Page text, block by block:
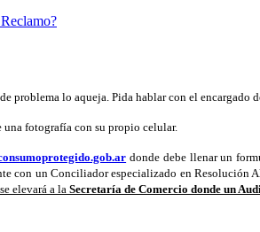
problema lo aqueja. Pida hablar con el
una fotografía con su propio celular.
donde debe llenar un
con un Conciliador especializado en Resolución
elevará a la Secretaría de Comercio donde un